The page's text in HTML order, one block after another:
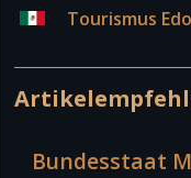
Quelle: ClimateCharts.net
weitere
Tourismus
Bundesstaat